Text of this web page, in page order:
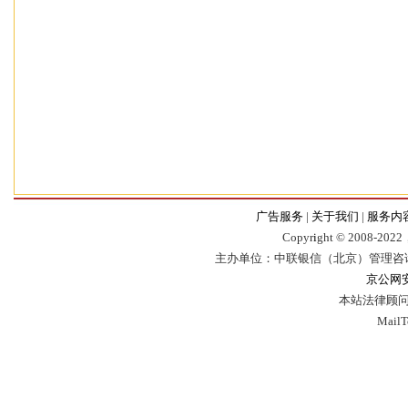
广告服务 | 关于我们 | 服务内
Copyright © 2008-2022
主办单位：中联银信（北京）管理
京公网
本站法律顾